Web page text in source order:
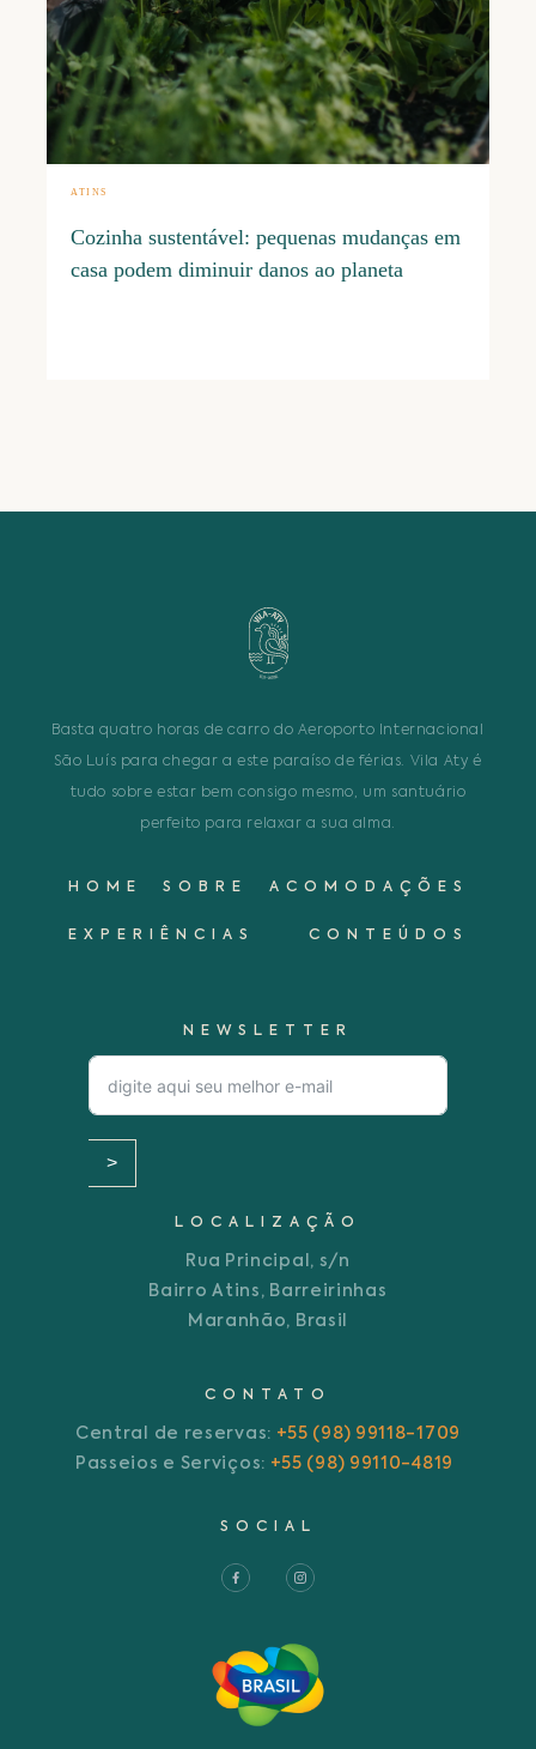
ATINS
Cozinha sustentável: pequenas mudanças em
casa podem diminuir danos ao planeta
Basta quatro horas de carro do Aeroporto Internacional
São Luís para chegar a este paraíso de férias. Vila Aty é
tudo sobre estar bem consigo mesmo, um santuário
perfeito para relaxar a sua alma.
HOME SOBRE ACOMODAÇÕES
EXPERIÊNCIAS CONTEÚDOS
NEWSLETTER
>
LOCALIZAÇÃO
Rua Principal, s/n
Bairro Atins, Barreirinhas
Maranhão, Brasil
CONTATO
Central de reservas: +55 (98) 99118-1709
Passeios e Serviços: +55 (98) 99110-4819
SOCIAL